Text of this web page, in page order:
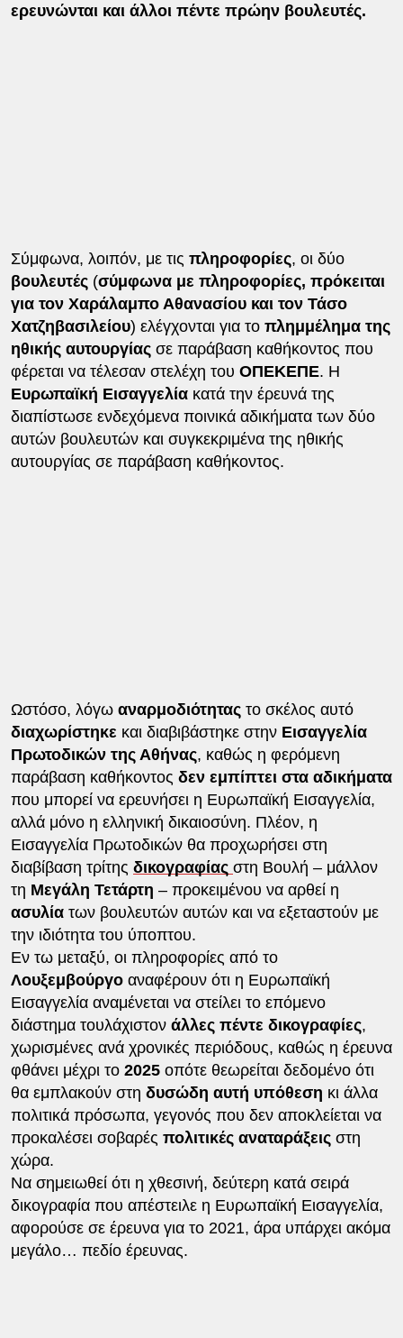
ερευνώνται και άλλοι πέντε πρώην βουλευτές.
Σύμφωνα, λοιπόν, με τις πληροφορίες, οι δύο
βουλευτές (σύμφωνα με πληροφορίες, πρόκειται
για τον Χαράλαμπο Αθανασίου και τον Τάσο
Χατζηβασιλείου) ελέγχονται για το πλημμέλημα της
ηθικής αυτουργίαςσε παράβαση καθήκοντος που
φέρεται να τέλεσαν στελέχη του ΟΠΕΚΕΠΕ. Η
Ευρωπαϊκή Εισαγγελίακατά την έρευνά της
διαπίστωσε ενδεχόμενα ποινικά αδικήματα των δύο
αυτών βουλευτών και συγκεκριμένα της ηθικής
αυτουργίας σε παράβαση καθήκοντος.
Ωστόσο, λόγω αναρμοδιότητας το σκέλος αυτό
διαχωρίστηκε και διαβιβάστηκε στην Εισαγγελία
Πρωτοδικών της Αθήνας, καθώς η φερόμενη
παράβαση καθήκοντος δεν εμπίπτει στα αδικήματα
που μπορεί να ερευνήσει η Ευρωπαϊκή Εισαγγελία,
αλλά μόνο η ελληνική δικαιοσύνη. Πλέον, η
Εισαγγελία Πρωτοδικών θα προχωρήσει στη
διαβίβαση τρίτης δικογραφίας στη Βουλή – μάλλον
τη Μεγάλη Τετάρτη – προκειμένου να αρθεί η
ασυλία των βουλευτών αυτών και να εξεταστούν με
την ιδιότητα του ύποπτου.
Εν τω μεταξύ, οι πληροφορίες από το
Λουξεμβούργο αναφέρουν ότι η Ευρωπαϊκή
Εισαγγελία αναμένεται να στείλει το επόμενο
διάστημα τουλάχιστον άλλες πέντε δικογραφίες,
χωρισμένες ανά χρονικές περιόδους, καθώς η έρευνα
φθάνει μέχρι το 2025 οπότε θεωρείται δεδομένο ότι
θα εμπλακούν στη δυσώδη αυτή υπόθεση κι άλλα
πολιτικά πρόσωπα, γεγονός που δεν αποκλείεται να
προκαλέσει σοβαρές πολιτικές αναταράξειςστη
χώρα.
Να σημειωθεί ότι η χθεσινή, δεύτερη κατά σειρά
δικογραφία που απέστειλε η Ευρωπαϊκή Εισαγγελία,
αφορούσε σε έρευνα για το 2021, άρα υπάρχει ακόμα
μεγάλο… πεδίο έρευνας.